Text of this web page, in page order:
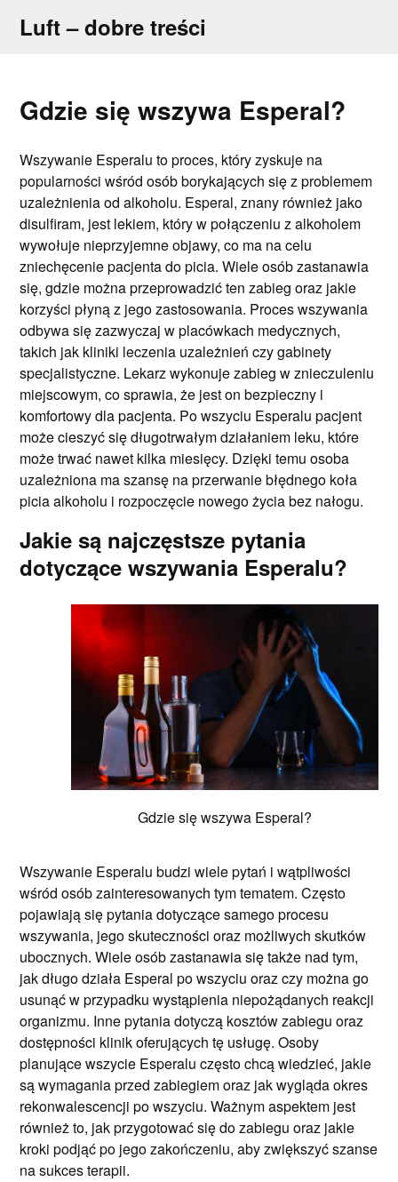
Luft – dobre treści
Gdzie się wszywa Esperal?
Wszywanie Esperalu to proces, który zyskuje na
popularności wśród osób borykających się z problemem
uzależnienia od alkoholu. Esperal, znany również jako
disulfiram, jest lekiem, który w połączeniu z alkoholem
wywołuje nieprzyjemne objawy, co ma na celu
zniechęcenie pacjenta do picia. Wiele osób zastanawia
się, gdzie można przeprowadzić ten zabieg oraz jakie
korzyści płyną z jego zastosowania. Proces wszywania
odbywa się zazwyczaj w placówkach medycznych,
takich jak kliniki leczenia uzależnień czy gabinety
specjalistyczne. Lekarz wykonuje zabieg w znieczuleniu
miejscowym, co sprawia, że jest on bezpieczny i
komfortowy dla pacjenta. Po wszyciu Esperalu pacjent
może cieszyć się długotrwałym działaniem leku, które
może trwać nawet kilka miesięcy. Dzięki temu osoba
uzależniona ma szansę na przerwanie błędnego koła
picia alkoholu i rozpoczęcie nowego życia bez nałogu.
Jakie są najczęstsze pytania
dotyczące wszywania Esperalu?
Gdzie się wszywa Esperal?
Wszywanie Esperalu budzi wiele pytań i wątpliwości
wśród osób zainteresowanych tym tematem. Często
pojawiają się pytania dotyczące samego procesu
wszywania, jego skuteczności oraz możliwych skutków
ubocznych. Wiele osób zastanawia się także nad tym,
jak długo działa Esperal po wszyciu oraz czy można go
usunąć w przypadku wystąpienia niepożądanych reakcji
organizmu. Inne pytania dotyczą kosztów zabiegu oraz
dostępności klinik oferujących tę usługę. Osoby
planujące wszycie Esperalu często chcą wiedzieć, jakie
są wymagania przed zabiegiem oraz jak wygląda okres
rekonwalescencji po wszyciu. Ważnym aspektem jest
również to, jak przygotować się do zabiegu oraz jakie
kroki podjąć po jego zakończeniu, aby zwiększyć szanse
na sukces terapii.